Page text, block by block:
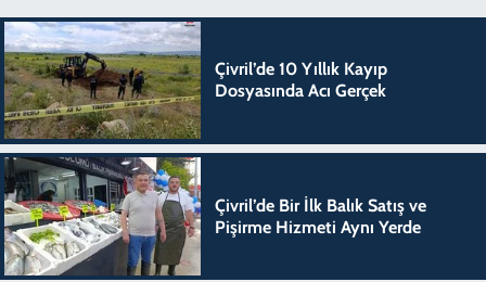
Çivril’de 10 Yıllık Kayıp
Dosyasında Acı Gerçek
Çivril’de Bir İlk Balık Satış ve
Pişirme Hizmeti Aynı Yerde